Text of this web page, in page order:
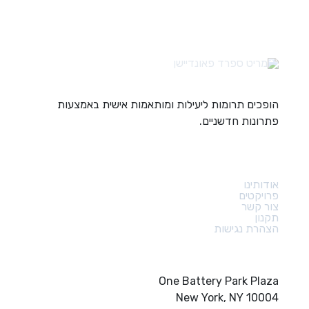
הופכים תרומות ליעילות ומותאמות אישית באמצעות
פתרונות חדשניים.
אודותינו
פרויקטים
צור קשר
תקנון
הצהרת נגישות
One Battery Park Plaza
New York, NY 10004